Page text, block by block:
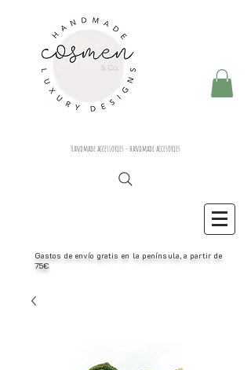
Handmade accessories - handmade accesories
Gastos de envío gratis en la península, a partir de
75€